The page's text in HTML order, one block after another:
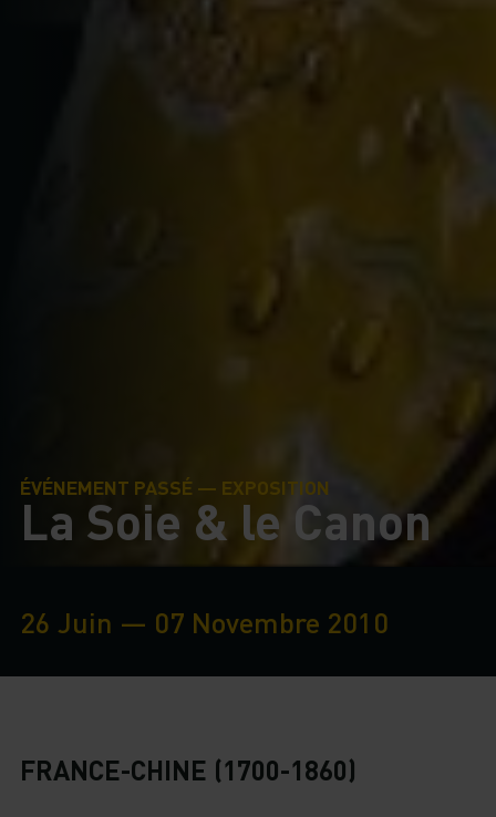
ÉVÉNEMENT PASSÉ — EXPOSITION
La Soie & le Canon
26 Juin — 07 Novembre 2010
FRANCE-CHINE (1700-1860)